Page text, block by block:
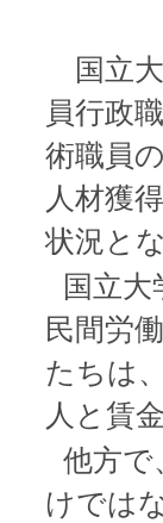
国立大
員行政職
術職員
人材獲
状況と
国立
民間労
たちは
人と賃
他方で
けでは